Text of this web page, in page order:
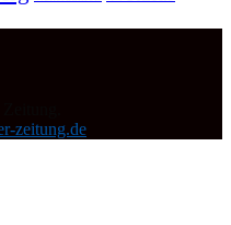
zeitung.de